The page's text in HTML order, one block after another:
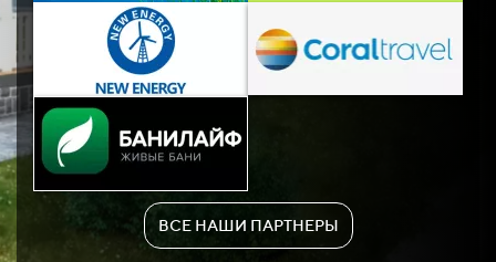
ВСЕ НАШИ ПАРТНЕРЫ